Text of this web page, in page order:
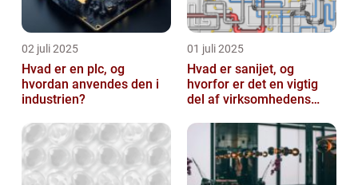
02 juli 2025
Hvad er en plc, og
hvordan anvendes den i
industrien?
01 juli 2025
Hvad er sanijet, og
hvorfor er det en vigtig
del af virksomhedens